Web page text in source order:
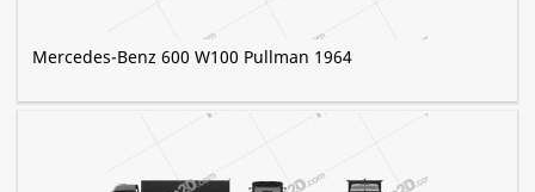
Mercedes-Benz 600 W100 Pullman 1964